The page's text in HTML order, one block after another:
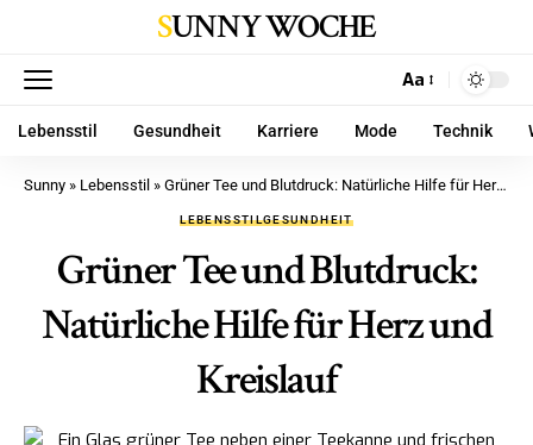
SUNNY WOCHE
Aa
Lebensstil Gesundheit Karriere Mode Technik
Sunny » Lebensstil » Grüner Tee und Blutdruck: Natürliche Hilfe für Herz und Kreislauf
LEBENSSTILGESUNDHEIT
Grüner Tee und Blutdruck:
Natürliche Hilfe für Herz und
Kreislauf